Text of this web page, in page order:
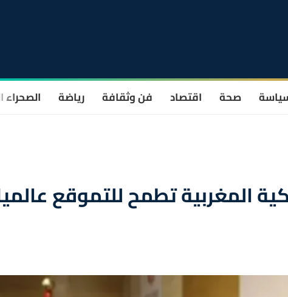
صحة اقتصاد فن وثقافة رياضة الصحراء
المغربية تطمح للتموقع